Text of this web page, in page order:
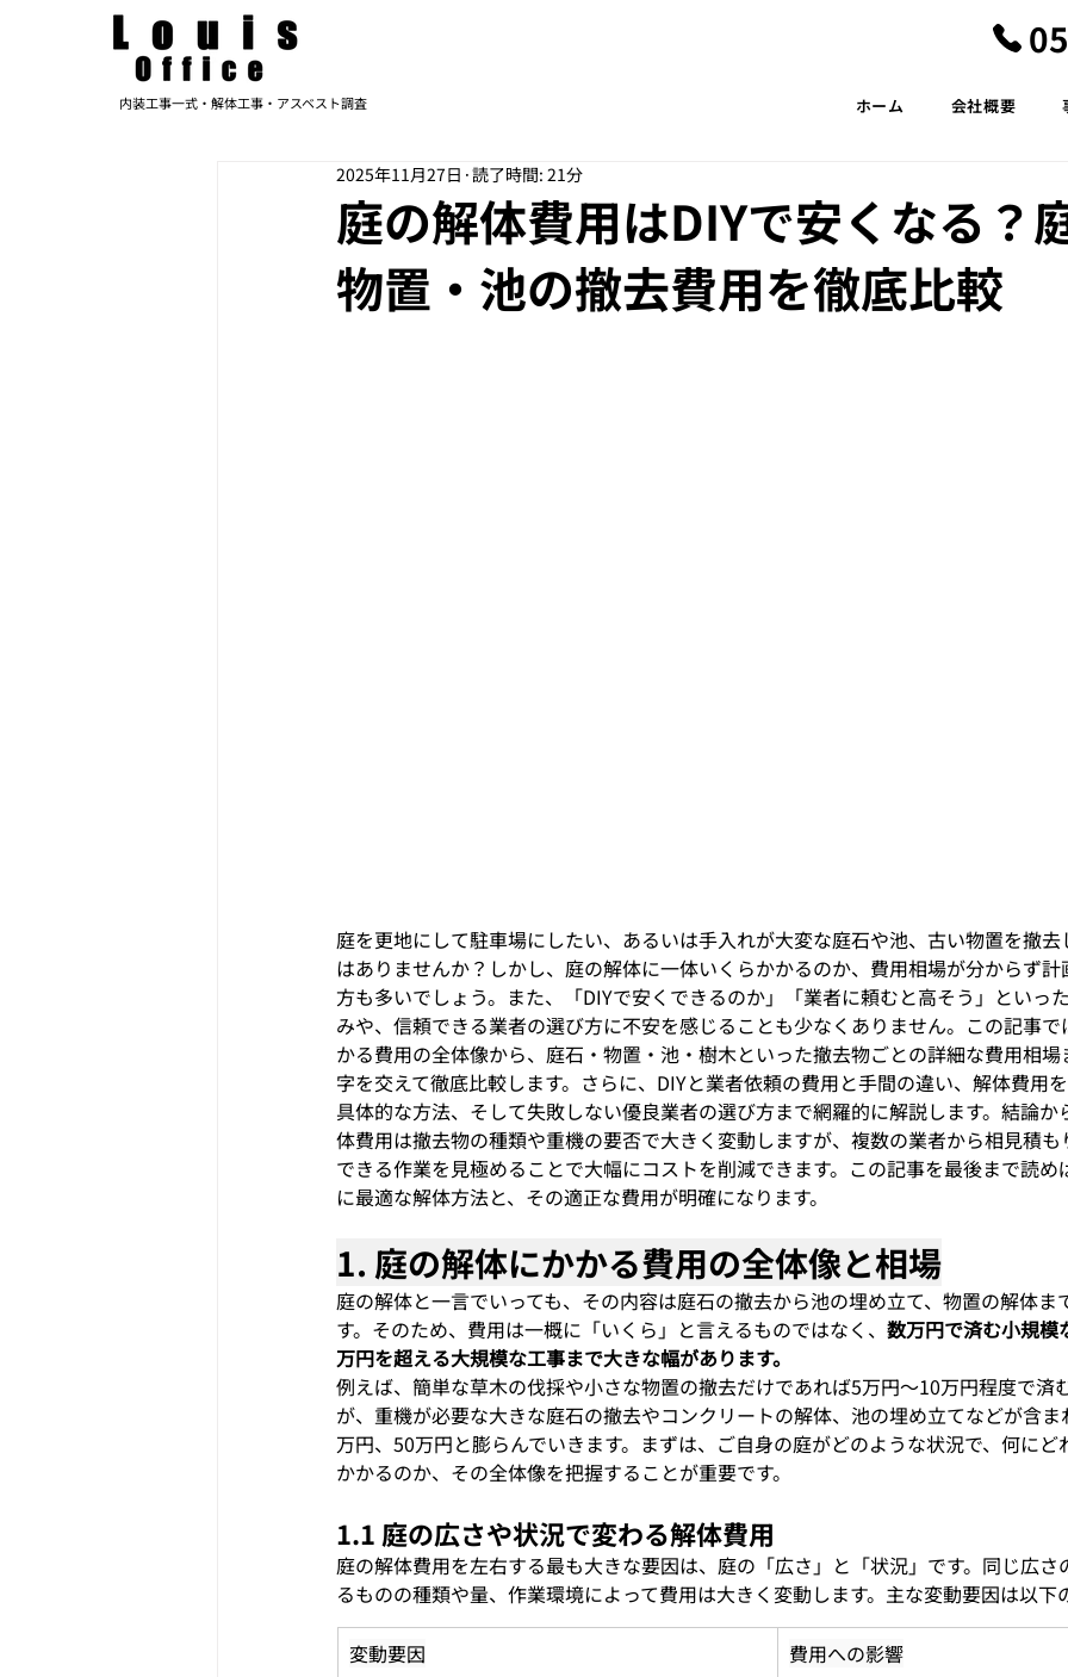
内装工事一式・解体工事・アスベスト調査 ホーム 会社概要
庭の解体費用はDIYで安くなる？
物置・池の撤去費用を徹底比較
2025年11月27日 読了時間: 21分
庭を更地にして駐車場にしたい、あるいは手入れが大変な庭石や池、古い物置を撤
はありませんか？しかし、庭の解体に一体いくらかかるのか、費用相場が分からず
方も多いでしょう。また、「DIYで安くできるのか」「業者に頼むと高そう」といっ
みや、信頼できる業者の選び方に不安を感じることも少なくありません。この記事
かる費用の全体像から、庭石・物置・池・樹木といった撤去物ごとの詳細な費用相
字を交えて徹底比較します。さらに、DIYと業者依頼の費用と手間の違い、解体費用
具体的な方法、そして失敗しない優良業者の選び方まで網羅的に解説します。結論か
体費用は撤去物の種類や重機の要否で大きく変動しますが、複数の業者から相見積も
できる作業を見極めることで大幅にコストを削減できます。この記事を最後まで読め
に最適な解体方法と、その適正な費用が明確になります。
1. 庭の解体にかかる費用の全体像と相場
庭の解体と一言でいっても、その内容は庭石の撤去から池の埋め立て、物置の解体ま
す。そのため、費用は一概に「いくら」と言えるものではなく、 数万円で済む小規模
万円を超える大規模な工事まで大きな幅があります。
例えば、簡単な草木の伐採や小さな物置の撤去だけであれば5万円～10万円程度で済
が、重機が必要な大きな庭石の撤去やコンクリートの解体、池の埋め立てなどが含ま
万円、50万円と膨らんでいきます。まずは、ご自身の庭がどのような状況で、何にど
かかるのか、その全体像を把握することが重要です。
1.1 庭の広さや状況で変わる解体費用
庭の解体費用を左右する最も大きな要因は、庭の「広さ」と「状況」です。同じ広さ
るものの種類や量、作業環境によって費用は大きく変動します。主な変動要因は以下
変動要因
費用への影響